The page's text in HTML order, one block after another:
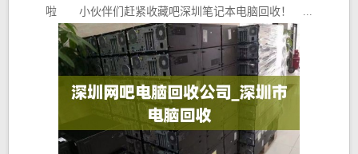
啦 小伙伴们赶紧收藏吧深圳笔记本电脑回收！ ...